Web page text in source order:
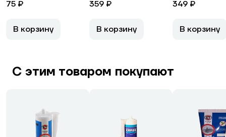
75 ₽
В корзину
359 ₽
В корзину
349 ₽
В корзину
С этим товаром покупают